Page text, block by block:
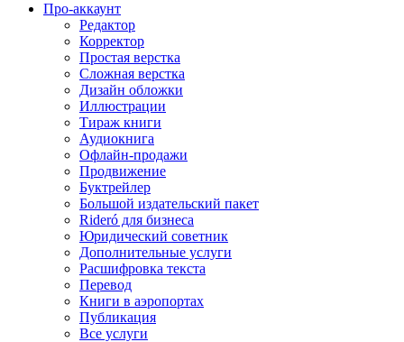
Про-аккаунт
Редактор
Корректор
Простая верстка
Сложная верстка
Дизайн обложки
Иллюстрации
Тираж книги
Аудиокнига
Офлайн-продажи
Продвижение
Буктрейлер
Большой издательский пакет
Rideró для бизнеса
Юридический советник
Дополнительные услуги
Расшифровка текста
Перевод
Книги в аэропортах
Публикация
Все услуги